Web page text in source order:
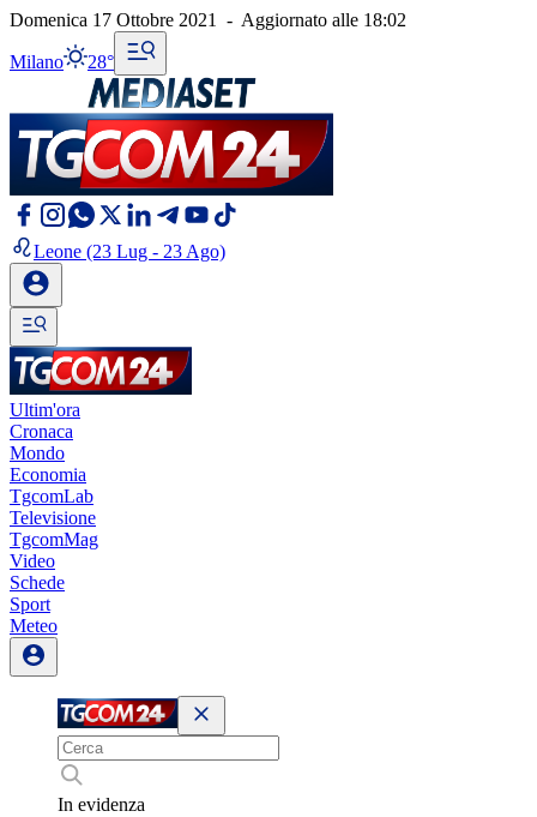
Domenica 17 Ottobre 2021 - Aggiornato alle 18:02
Milano 28°
Leone (23 Lug - 23 Ago)
Ultim'ora
Cronaca
Mondo
Economia
TgcomLab
Televisione
TgcomMag
Video
Schede
Sport
Meteo
In evidenza